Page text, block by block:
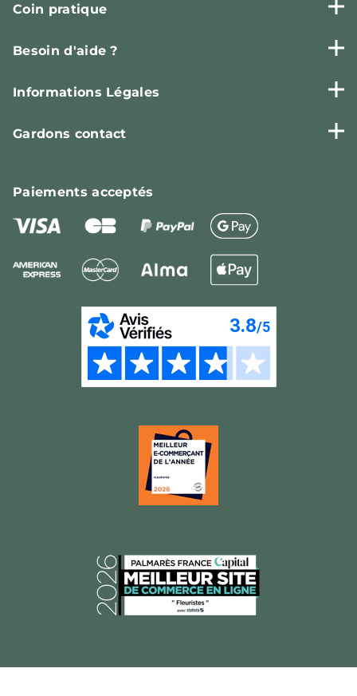
Coin pratique
Besoin d'aide ?
Informations Légales
Gardons contact
Paiementsacceptés